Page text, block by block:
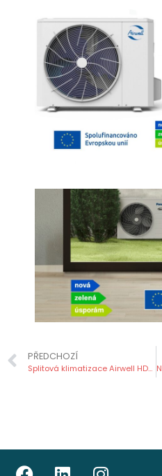
PŘEDCHOZÍ
Splitová klimatizace Airwell HDMB Harmonia 3,5 kW